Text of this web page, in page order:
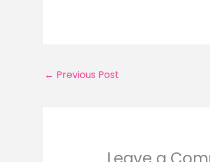
← Previous Post